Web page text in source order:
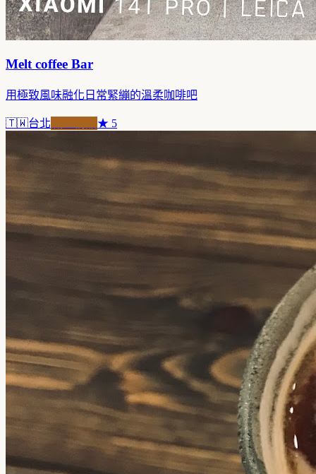
Melt coffee Bar
用極致風味融化日常緊繃的溫柔咖啡吧
🇹🇼台北 ★ 5